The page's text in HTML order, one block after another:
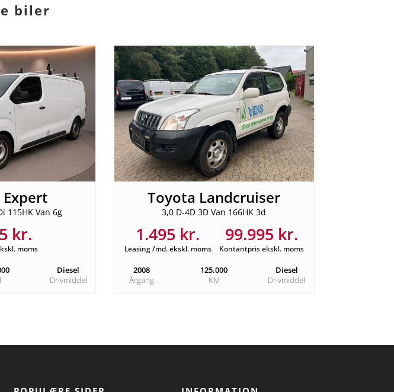
biler
115HK Van 6g
kr.
moms
Diesel
Drivmiddel
Toyota Landcruiser
3,0 D-4D 3D Van 166HK 3d
1.495 kr.
Leasing /md. ekskl. moms
99.995 kr.
Kontantpris ekskl. moms
2008
Årgang
125.000
KM
Diesel
Drivmiddel